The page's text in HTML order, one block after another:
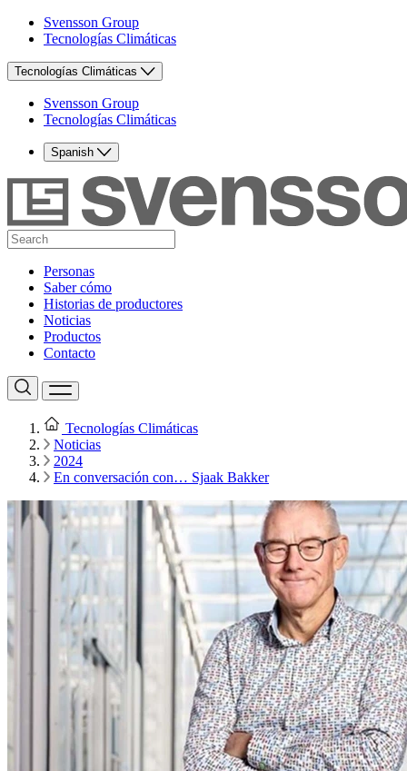
Svensson Group
Tecnologías Climáticas
Tecnologías Climáticas
Svensson Group
Tecnologías Climáticas
Spanish
Personas
Saber cómo
Historias de productores
Noticias
Productos
Contacto
Tecnologías Climáticas
Noticias
2024
En conversación con… Sjaak Bakker